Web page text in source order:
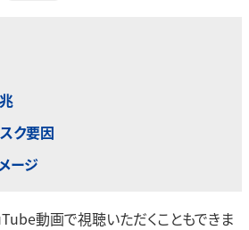
ク要因
ージ
動画で視聴いただくこともできま